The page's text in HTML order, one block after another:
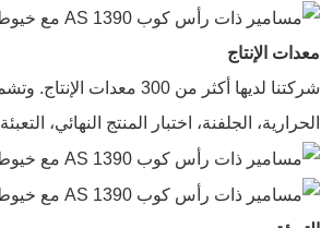
معدات الإنتاج
شركتنا لديها أكثر من
الحرارية، الجلفنة، اختبار المنتج النهائي،